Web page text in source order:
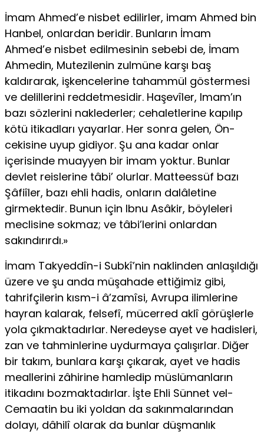
İmam Ahmed’e nisbet edilirler, imam Ahmed bin
Hanbel, onlardan beridir. Bunla­rın İmam
Ahmed’e nisbet edilmesinin sebebi de, İmam
Ahmedin, Mute­zilenin zulmüne karşı baş
kaldırarak, işkencelerine tahammül gösterme­si
ve delillerini reddetmesidir. Haşevîler, Imam’ın
bazı sözlerini nakle­derler; cehaletlerine kapılıp
kötü itikadları yayarlar. Her sonra gelen, Ön­
cekisine uyup gidiyor. Şu ana kadar onlar
içerisinde muayyen bir imam yoktur. Bunlar
devlet reislerine tâbi’ olurlar. Matteessüf bazı
Şâfiîler, bazı ehli hadis, onların dalâletine
girmektedir. Bunun için Ibnu Asâkir, böyleleri
meclisine sokmaz; ve tâbi’lerini onlardan
sakındırırdı.»
İmam Takyeddîn-i Subkî’nin naklinden anlaşıldığı
üzere ve şu anda müşahade ettiğimiz gibi,
tahrifçilerin kısm-i â’zamîsi, Avrupa ilimlerine
hayran kalarak, felsefî, mücerred aklî görüşlerle
yola çıkmaktadırlar. Neredeyse ayet ve hadisleri,
zan ve tahminlerine uydurmaya çalışırlar. Diğer
bir takım, bunlara karşı çıkarak, ayet ve hadis
meallerini zâhirine hamledip müslümanların
itikadını bozmaktadırlar. İşte Ehli Sünnet vel-
Cemaatin bu iki yoldan da sakınmalarından
dolayı, dâhilî olarak da bunlar düşmanlık